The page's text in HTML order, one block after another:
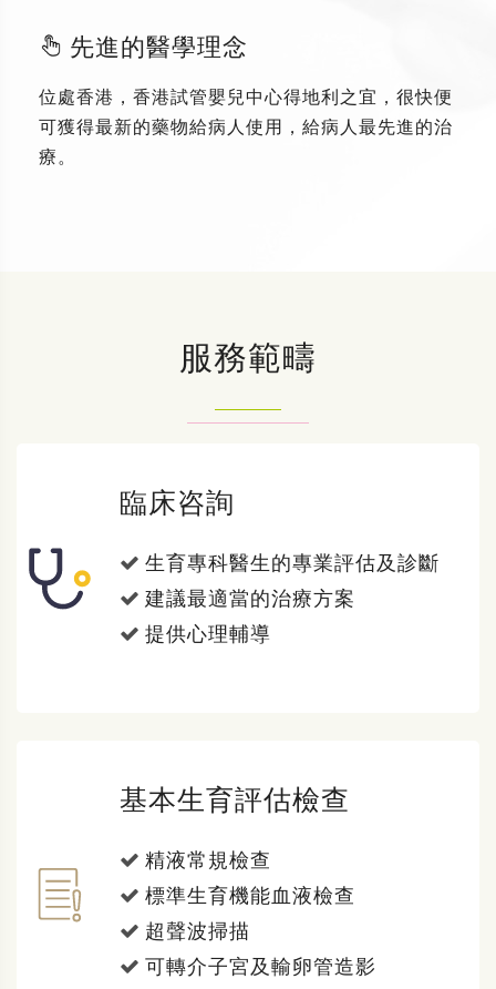
先進的醫學理念
位處香港，香港試管嬰兒中心得地利之宜，很快便
可獲得最新的藥物給病人使用，給病人最先進的治
療。
服務範疇
臨床咨詢
生育專科醫生的專業評估及診斷
建議最適當的治療方案
提供心理輔導
基本生育評估檢查
精液常規檢查
標準生育機能血液檢查
超聲波掃描
可轉介子宮及輸卵管造影